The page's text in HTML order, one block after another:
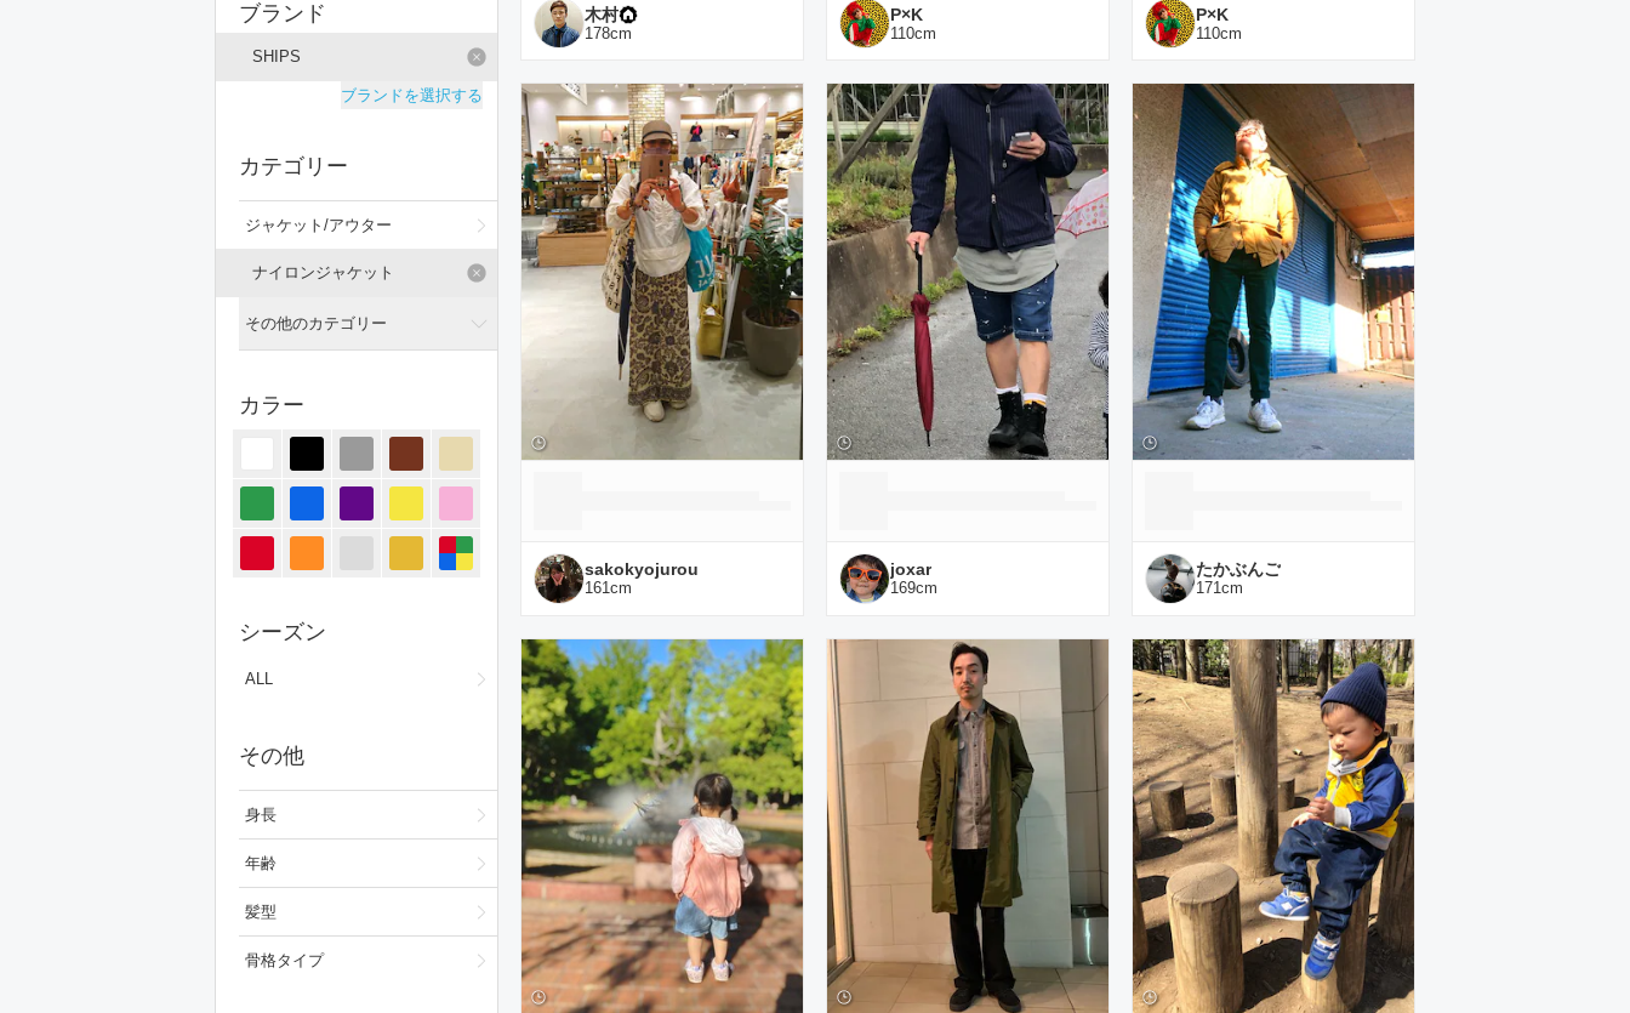
ブランド
SHIPS
ブランドを選択する
カテゴリー
ジャケット/アウター
ナイロンジャケット
その他のカテゴリー
パンツ
オールインワン・サロペット
スカート
シューズ
メイクアップ
カラー
シーズン
ALL
その他
身長
年齢
髪型
骨格タイプ
木村
178cm
P×K
110cm
P×K
110cm
sakokyojurou
161cm
joxar
169cm
たかぶんご
171cm